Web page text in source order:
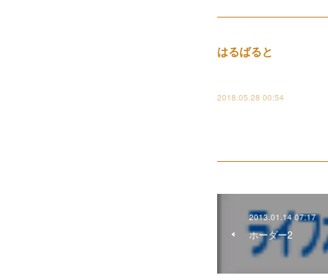
はるばると
2018.05.28 00:54
2013.01.14 07:17
ホーダー2